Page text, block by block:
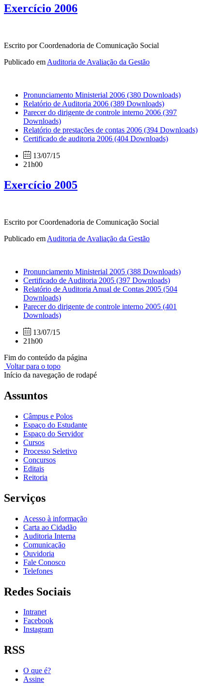
Exercício 2006
Escrito por Coordenadoria de Comunicação Social
Publicado em Auditoria de Avaliação da Gestão
Pronunciamento Ministerial 2006 (380 Downloads)
Relatório de Auditoria 2006 (389 Downloads)
Parecer do dirigente de controle interno 2006 (397
Downloads)
Relatório de prestações de contas 2006 (394 Downloads)
Certificado de auditoria 2006 (404 Downloads)
13/07/15
21h00
Exercício 2005
Escrito por Coordenadoria de Comunicação Social
Publicado em Auditoria de Avaliação da Gestão
Pronunciamento Ministerial 2005 (388 Downloads)
Certificado de Auditoria 2005 (397 Downloads)
Relatório de Auditoria Anual de Contas 2005 (504
Downloads)
Parecer do dirigente de controle interno 2005 (401
Downloads)
13/07/15
21h00
Fim do conteúdo da página
Voltar para o topo
Início da navegação de rodapé
Assuntos
Câmpus e Polos
Espaço do Estudante
Espaço do Servidor
Cursos
Processo Seletivo
Concursos
Editais
Reitoria
Serviços
Acesso à informação
Carta ao Cidadão
Auditoria Interna
Comunicação
Ouvidoria
Fale Conosco
Telefones
Redes Sociais
Intranet
Facebook
Instagram
RSS
O que é?
Assine